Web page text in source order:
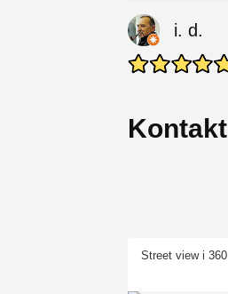
i. d.
Kontakt
Street view i 360